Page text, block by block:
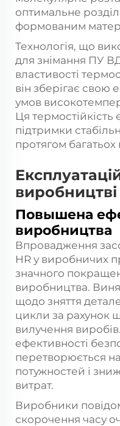
оптимальне
формованим
Технологія, що
для знімання ПУ
властивості
він зберігає свою
умов
Ця
підтримки
протягом
виробництві
Повышена
виробництва
Впровадження
HR у виробничих
значного
виробництва.
щодо зняття
цикли за рахунок
вилучення
ефективності
перетворюється
потужностей і
витрат.
Виробники
скорочення часу